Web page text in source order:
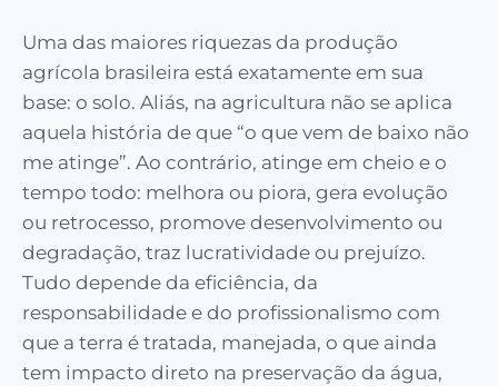
Uma das maiores riquezas da produção
agrícola brasileira está exatamente em sua
base: o solo. Aliás, na agricultura não se aplica
aquela história de que “o que vem de baixo não
me atinge”. Ao contrário, atinge em cheio e o
tempo todo: melhora ou piora, gera evolução
ou retrocesso, promove desenvolvimento ou
degradação, traz lucratividade ou prejuízo.
Tudo depende da eficiência, da
responsabilidade e do profissionalismo com
que a terra é tratada, manejada, o que ainda
tem impacto direto na preservação da água,